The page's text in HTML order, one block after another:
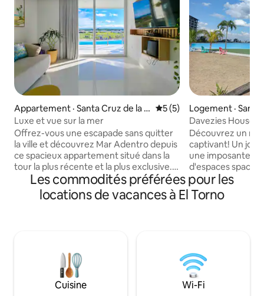
Appartement · Santa Cruz de la Si
erra
Note moyenne de 5 sur
5 (5)
Luxe et vue sur la mer
Offrez-vous une escapade sans quitter
la ville et découvrez Mar Adentro depuis
ce spacieux appartement situé dans la
tour la plus récente et la plus exclusive.
Réveillez-vous avec vue sur la plage,
détendez-vous sur votre terrasse privée
avec barbecue et profitez d'un salon
avec dressing et une salle de bain privée,
une laveuse et un stationnement
des restaurants, à un bar tiki et à des
Logement · Santa
Sierra
Davezies House,
unique, en pleine
​Découvrez un
captivant! Un
une imposante
d'espaces
salon-salle à
gastronomique
vous au bord de
est garanti.
plage, restaurant,
enfants et plus
attendons.
Les commodités préférées pour les
locations de vacances à El Torno
Cuisine Wi-Fi